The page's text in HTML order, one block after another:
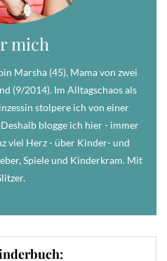
mich
Marsha (45), Mama von zwei
(9/2014). Im Alltagschaos als
stolpere ich von einer
blogge ich hier - immer
viel Herz - über Kinder- und
Spiele und Kinderkram. Mit